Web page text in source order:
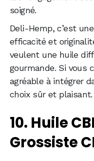
soigné.
Deli-Hemp, c’est
efficacité et
veulent une huile
gourmande. Si vous
agréable à intégrer
choix sûr et plaisant.
10. Huile
Grossiste